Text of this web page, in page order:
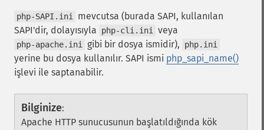
php-SAPI.ini
mevcutsa (burada SAPI, kullanılan
SAPI'dir, dolayısıyla
php-cli.ini veya
php-apache.ini gibi bir dosya ismidir), php.ini
yerine bu dosya kullanılır. SAPI ismi php_sapi_name()
işlevi ile saptanabilir.
Bilginize:
Apache HTTP sunucusunun başlatıldığında kök